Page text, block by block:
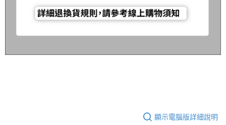
顯示電腦版詳細說明